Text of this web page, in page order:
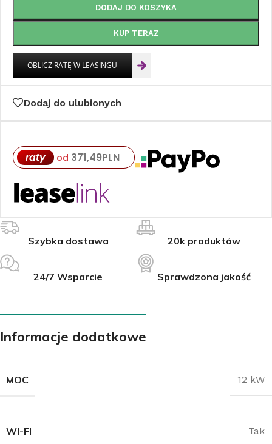
DODAJ DO KOSZYKA
KUP TERAZ
Dodaj do ulubionych
raty od 371,49PLN
Szybka dostawa 20k produktów
24/7 Wsparcie Sprawdzona jakość
Informacje dodatkowe
MOC 12 kW
WI-FI Tak